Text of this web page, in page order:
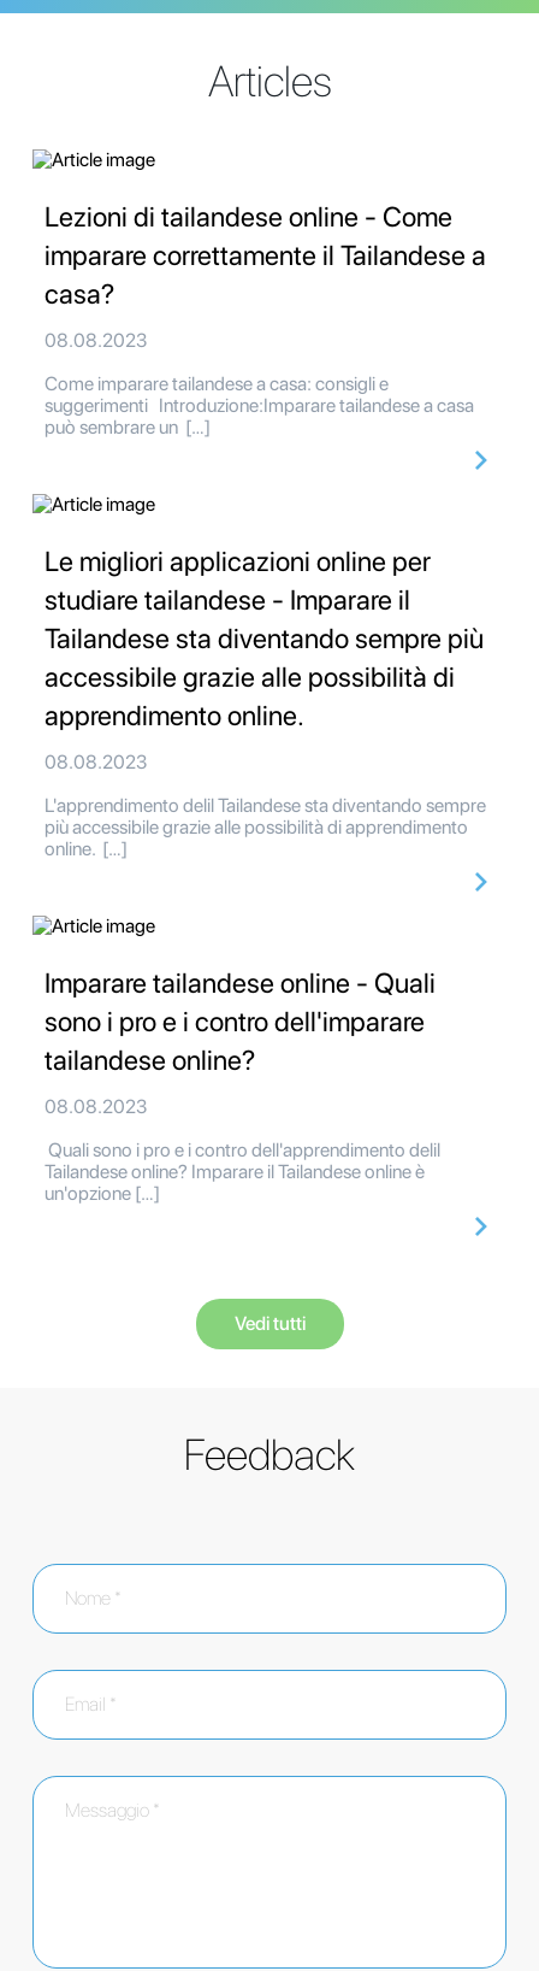
Articles
Lezioni di tailandese online - Come
imparare correttamente il Tailandese a
casa?
08.08.2023
Come imparare tailandese a casa: consigli e
suggerimenti Introduzione:Imparare tailandese a casa
può sembrare un […]
Le migliori applicazioni online per
studiare tailandese - Imparare il
Tailandese sta diventando sempre più
accessibile grazie alle possibilità di
apprendimento online.
08.08.2023
L'apprendimento delil Tailandese sta diventando sempre
più accessibile grazie alle possibilità di apprendimento
online. […]
Imparare tailandese online - Quali
sono i pro e i contro dell'imparare
tailandese online?
08.08.2023
Quali sono i pro e i contro dell'apprendimento delil
Tailandese online? Imparare il Tailandese online è
un'opzione […]
Vedi tutti
Feedback